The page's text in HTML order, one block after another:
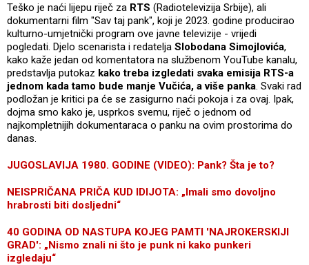
Teško je naći lijepu riječ za RTS (Radiotelevizija Srbije), ali
dokumentarni film "Sav taj pank", koji je 2023. godine producirao
kulturno-umjetnički program ove javne televizije - vrijedi
pogledati. Djelo scenarista i redatelja Slobodana Simojlovića,
kako kaže jedan od komentatora na službenom YouTube kanalu,
predstavlja putokaz kako treba izgledati svaka emisija RTS-a
jednom kada tamo bude manje Vučića, a više panka. Svaki rad
podložan je kritici pa će se zasigurno naći pokoja i za ovaj. Ipak,
dojma smo kako je, usprkos svemu, riječ o jednom od
najkompletnijih dokumentaraca o panku na ovim prostorima do
danas.
JUGOSLAVIJA 1980. GODINE (VIDEO): Pank? Šta je to?
NEISPRIČANA PRIČA KUD IDIJOTA: „Imali smo dovoljno
hrabrosti biti dosljedni“
40 GODINA OD NASTUPA KOJEG PAMTI 'NAJROKERSKIJI
GRAD': „Nismo znali ni što je punk ni kako punkeri
izgledaju“